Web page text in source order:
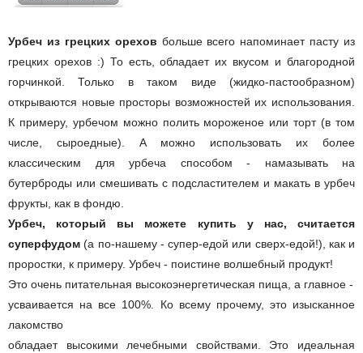
Урбеч из грецких орехов больше всего напоминает пасту из
грецких орехов :) То есть, обладает их вкусом и благородной
горчинкой. Только в таком виде (жидко-пастообразном)
открываются новые просторы возможностей их использования.
К примеру, урбечом можно полить мороженое или торт (в том
числе, сыроедные). А можно использовать их более
классическим для урбеча способом - намазывать на
бутерброды или смешивать с подсластителем и макать в урбеч
фрукты, как в фондю.
Урбеч, который вы можете купить у нас, считается
суперфудом (а по-нашему - супер-едой или сверх-едой!), как и
проростки, к примеру. Урбеч - поистине волшебный продукт!
Это очень питательная высокоэнергетическая пища, а главное -
усваивается на все 100%. Ко всему прочему, это изысканное
лакомство
обладает высокими лечебными свойствами. Это идеальная